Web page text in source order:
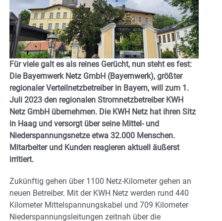
Für viele galt es als reines Gerücht, nun steht es fest:
Die Bayernwerk Netz GmbH (Bayernwerk), größter
regionaler Verteilnetzbetreiber in Bayern, will zum 1.
Juli 2023 den regionalen Stromnetzbetreiber KWH
Netz GmbH übernehmen. Die KWH Netz hat ihren Sitz
in Haag und versorgt über seine Mittel- und
Niederspannungsnetze etwa 32.000 Menschen.
Mitarbeiter und Kunden reagieren aktuell äußerst
irritiert.
Zukünftig gehen über 1100 Netz-Kilometer gehen an
neuen Betreiber. Mit der KWH Netz werden rund 440
Kilometer Mittelspannungskabel und 709 Kilometer
Niederspannungsleitungen zeitnah über die